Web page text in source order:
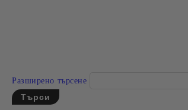
Разширено търсене